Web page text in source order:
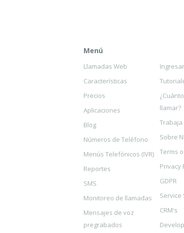
Menú
Llamadas Web
Características
Precios
Aplicaciones
Blog
Números de Teléfono
Menús Telefónicos (IVR)
Reportes
SMS
Monitoreo de llamadas
Mensajes de voz
pregrabados
Ingresar
llamar?
Trabaja
Sobre
Terms
Privacy
GDPR
Service
CRM's